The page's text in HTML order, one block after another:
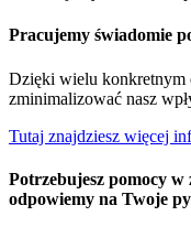
Pracujemy świadomie
Dzięki wielu konkretnym
zminimalizować nasz
Tutaj znajdziesz więcej
Potrzebujesz pomocy
odpowiemy na Twoje